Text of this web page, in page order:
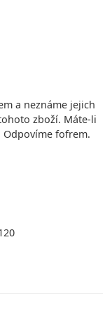
a neznáme jejich
zboží. Máte-li
fofrem.